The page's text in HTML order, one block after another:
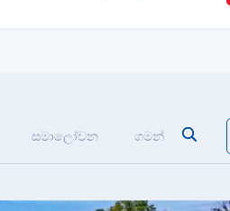
සමාලෝචන ගමන්